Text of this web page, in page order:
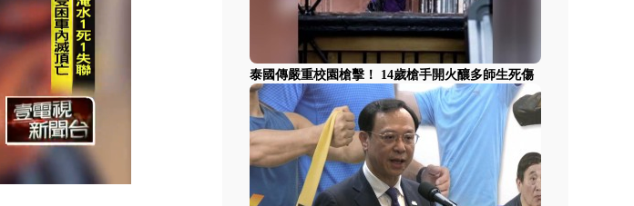
泰國傳嚴重校園槍擊！ 14歲槍手開火釀多師生死傷